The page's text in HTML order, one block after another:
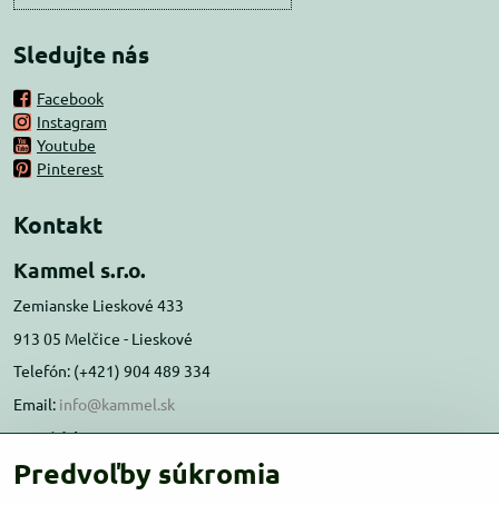
Sledujte nás
Facebook
Instagram
Youtube
Pinterest
Kontakt
Kammel s.r.o.
Zemianske Lieskové 433
913 05 Melčice - Lieskové
Telefón: (+421) 904 489 334
Email: info@kammel.sk
Prevádzka:
Administratívna budova PD Melčice
Predvoľby súkromia